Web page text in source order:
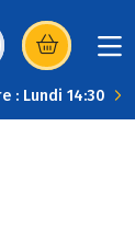
dans une
: Lundi 14:30